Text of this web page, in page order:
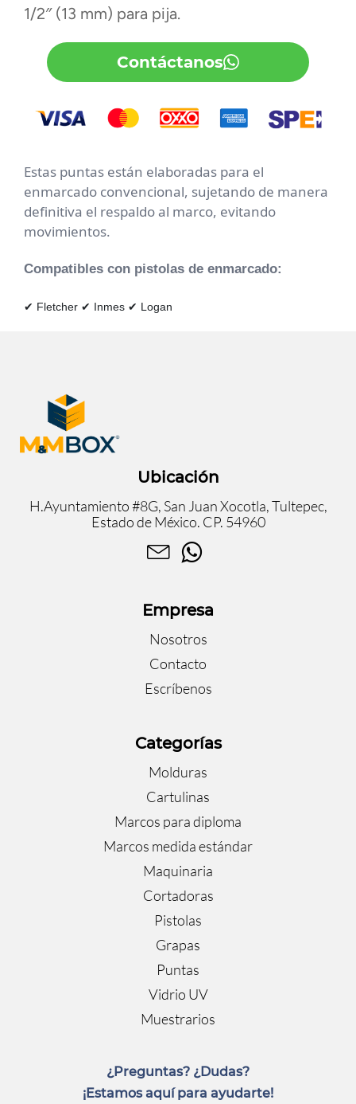
1/2″ (13 mm) para pija.
Contáctanos
Estas puntas están elaboradas para el
enmarcado convencional, sujetando de manera
definitiva el respaldo al marco, evitando
movimientos.
Compatibles con pistolas de enmarcado:
✔ Fletcher ✔ Inmes ✔ Logan
Ubicación
H.Ayuntamiento #8G, San Juan Xocotla, Tultepec,
Estado de México. CP. 54960
Empresa
Nosotros
Contacto
Escríbenos
Categorías
Molduras
Cartulinas
Marcos para diploma
Marcos medida estándar
Maquinaria
Cortadoras
Pistolas
Grapas
Puntas
Vidrio UV
Muestrarios
¿Preguntas? ¿Dudas?
¡Estamos aquí para ayudarte!